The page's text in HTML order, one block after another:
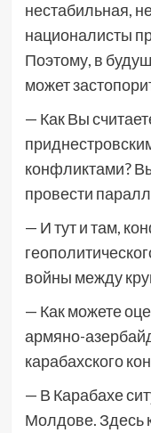
нестабильная,
националисты
Поэтому, в
может
— Как Вы
конфликтами?
провести
— И тут и там,
войны между
— Как можете
армяно-
карабахского
— В Карабахе
Молдове. Здесь